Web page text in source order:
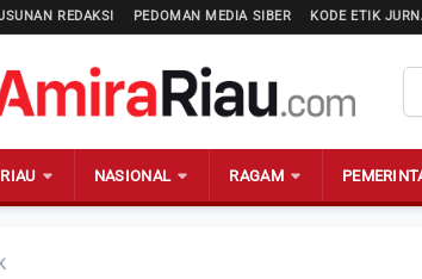
REDAKSI PEDOMAN MEDIA SIBER KODE ETIK
RIAU NASIONAL RAGAM